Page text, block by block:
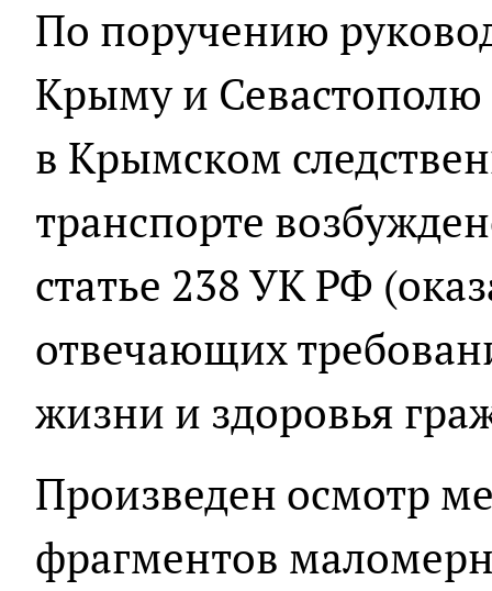
По поручению
Крыму и
в Крымском
транспорте
статье 238 УК РФ
отвечающих
жизни и здоровья
Произведен осмотр
фрагментов